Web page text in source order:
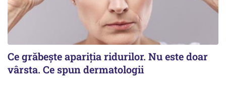
Ce grăbește apariția ridurilor. Nu este doar
vârsta. Ce spun dermatologii